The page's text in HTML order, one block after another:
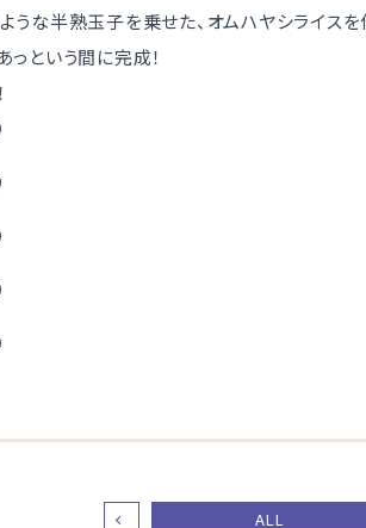
うな半熟玉子を乗せた、オムハヤシライスを
っという間に完成！
ALL